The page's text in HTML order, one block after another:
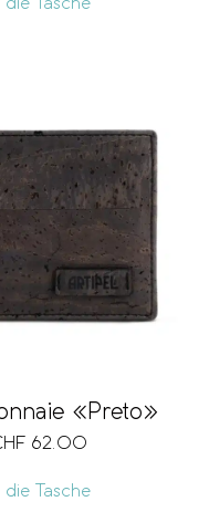
die Tasche
«Preto»
62.00
die Tasche